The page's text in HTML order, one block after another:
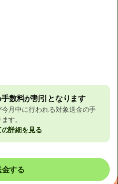
数料が割引となります
月中に行われる対象送金の手
す。
詳細を見る
金する